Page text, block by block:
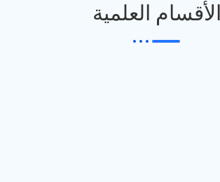
الأقسام العلمية